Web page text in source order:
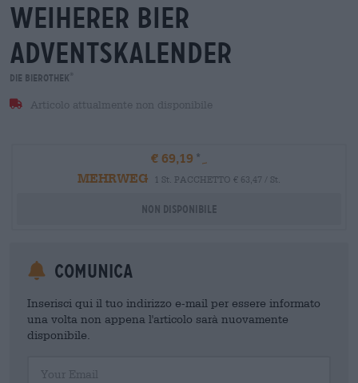
weiherer bier
adventskalender
Die Bierothek
Articolo attualmente non disponibile
€ 69,19
MEHRWEG
1 St. PACCHETTO € 63,47 / St.
Non disponibile
Comunica
Inserisci qui il tuo indirizzo e-mail per essere informato
una volta non appena l'articolo sarà nuovamente
disponibile.